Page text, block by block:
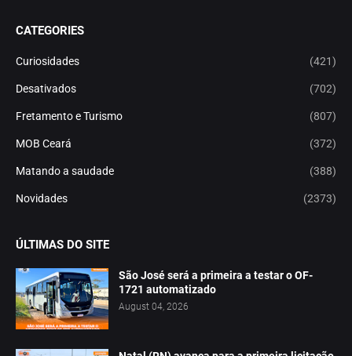
CATEGORIES
Curiosidades (421)
Desativados (702)
Fretamento e Turismo (807)
MOB Ceará (372)
Matando a saudade (388)
Novidades (2373)
ÚLTIMAS DO SITE
São José será a primeira a testar o OF-
1721 automatizado
August 04, 2026